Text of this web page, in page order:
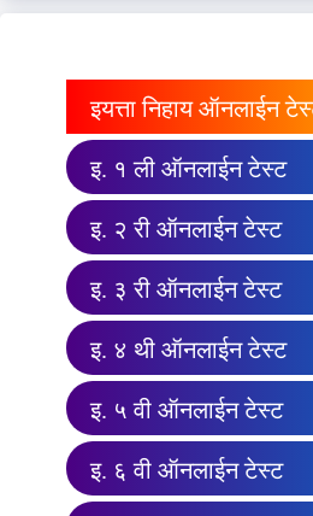
इयत्ता निहाय ऑनलाईन
इ. १ ली ऑनलाईन टेस्ट
इ. २ री ऑनलाईन टेस्ट
इ. ३ री ऑनलाईन टेस्ट
इ. ४ थी ऑनलाईन टेस्ट
इ. ५ वी ऑनलाईन टेस्ट
इ. ६ वी ऑनलाईन टेस्ट